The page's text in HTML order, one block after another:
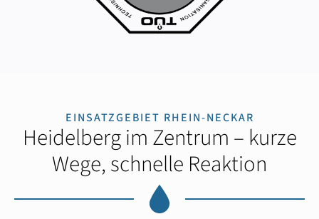
EINSATZGEBIET RHEIN-NECKAR
Heidelberg im Zentrum – kurze
Wege, schnelle Reaktion